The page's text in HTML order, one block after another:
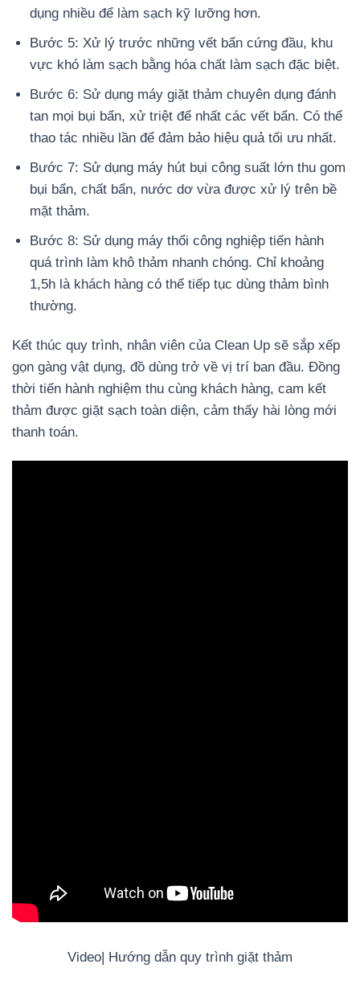
dụng nhiều để làm sạch kỹ lưỡng hơn.
Bước 5: Xử lý trước những vết bẩn cứng đầu, khu
vực khó làm sạch bằng hóa chất làm sạch đặc biệt.
Bước 6: Sử dụng máy giặt thảm chuyên dụng đánh
tan mọi bụi bẩn, xử triệt để nhất các vết bẩn. Có thể
thao tác nhiều lần để đảm bảo hiệu quả tối ưu nhất.
Bước 7: Sử dụng máy hút bụi công suất lớn thu gom
bụi bẩn, chất bẩn, nước dơ vừa được xử lý trên bề
mặt thảm.
Bước 8: Sử dụng máy thổi công nghiệp tiến hành
quá trình làm khô thảm nhanh chóng. Chỉ khoảng
1,5h là khách hàng có thể tiếp tục dùng thảm bình
thường.
Kết thúc quy trình, nhân viên của Clean Up sẽ sắp xếp
gọn gàng vật dụng, đồ dùng trở về vị trí ban đầu. Đồng
thời tiến hành nghiệm thu cùng khách hàng, cam kết
thảm được giặt sạch toàn diện, cảm thấy hài lòng mới
thanh toán.
Video| Hướng dẫn quy trình giặt thảm